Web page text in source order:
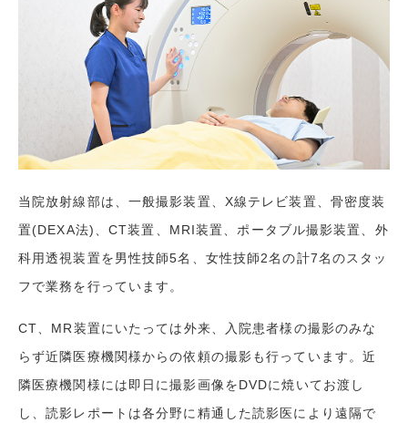
当院放射線部は、一般撮影装置、X線テレビ装置、骨密度装
置(DEXA法)、CT装置、MRI装置、ポータブル撮影装置、外
科用透視装置を男性技師5名、女性技師2名の計7名のスタッ
フで業務を行っています。
CT、MR装置にいたっては外来、入院患者様の撮影のみな
らず近隣医療機関様からの依頼の撮影も行っています。近
隣医療機関様には即日に撮影画像をDVDに焼いてお渡し
し、読影レポートは各分野に精通した読影医により遠隔で